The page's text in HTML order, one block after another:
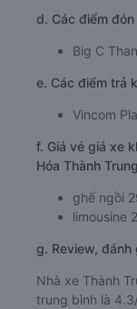
d. Các điểm
Big C
e. Các điểm trả
Vincom
f. Giá vé giá xe
Hóa Thành
ghế ngồi
limousine
g. Review, đánh
Nhà xe Thành
trung bình là